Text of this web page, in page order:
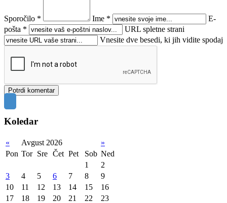
Sporočilo * Ime *
E-
pošta *
URL spletne strani
Vnesite dve besedi, ki jih vidite spodaj
Koledar
« Avgust 2026
»
Pon Tor Sre Čet Pet Sob Ned
1
2
3
4 5 6 7 8
9
10
11 12 13 14 15
16
17
18 19 20 21 22
23